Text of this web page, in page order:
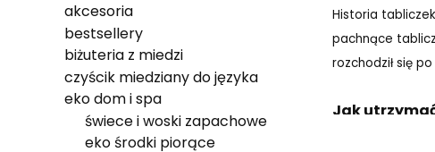
akcesoria
bestsellery
biżuteria z miedzi
czyścik miedziany do języka
eko dom i spa
świece i woski zapachowe
eko środki piorące
Historia
pachnące
rozchodził się
Jak